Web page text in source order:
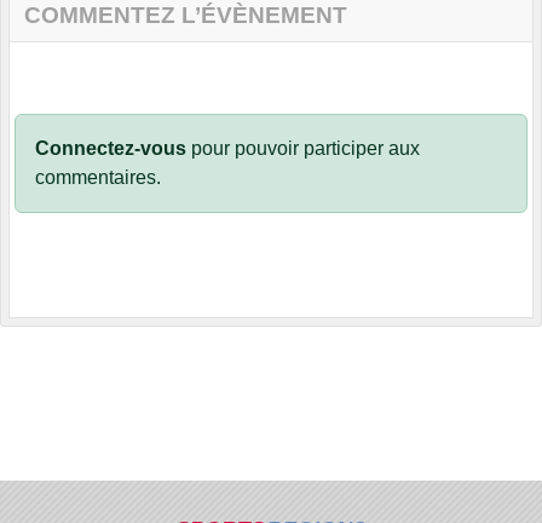
COMMENTEZ L’ÉVÈNEMENT
Connectez-vous pour pouvoir participer aux
commentaires.